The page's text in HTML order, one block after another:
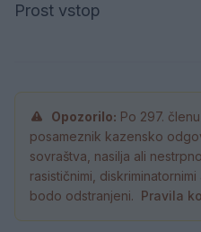
Prost vstop
Opozorilo: Po 297.
posameznik kazensko
sovraštva, nasilja ali
rasističnimi,
bodo odstranjeni. Pravila